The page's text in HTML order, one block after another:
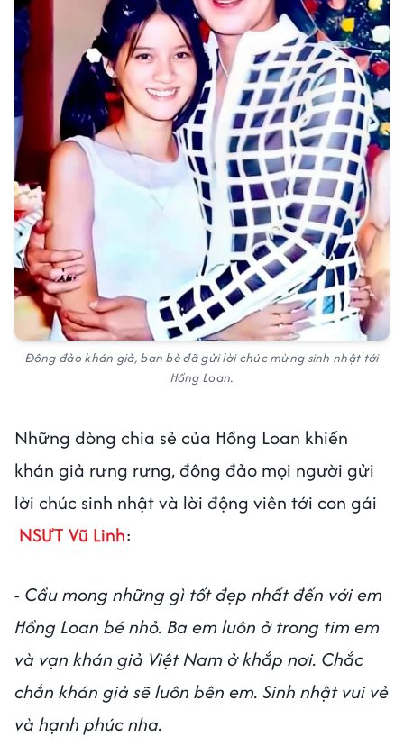
Đông đảo khán giả, bạn bè đã gửi lời chúc mừng sinh nhật tới
Hồng Loan.
Những dòng chia sẻ của Hồng Loan khiến
khán giả rưng rưng, đông đảo mọi người gửi
lời chúc sinh nhật và lời động viên tới con gái
NSƯT Vũ Linh:
- Cầu mong những gì tốt đẹp nhất đến với em
Hồng Loan bé nhỏ. Ba em luôn ở trong tim em
và vạn khán giả Việt Nam ở khắp nơi. Chắc
chắn khán giả sẽ luôn bên em. Sinh nhật vui vẻ
và hạnh phúc nha.